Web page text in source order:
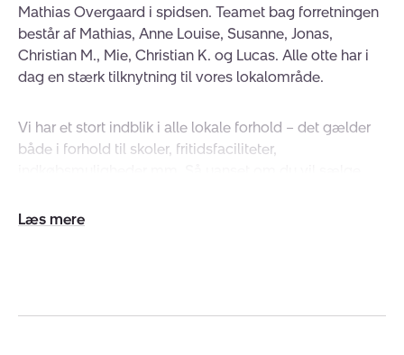
Mathias Overgaard i spidsen. Teamet bag forretningen
består af Mathias, Anne Louise, Susanne, Jonas,
Christian M., Mie, Christian K. og Lucas. Alle otte har i
dag en stærk tilknytning til vores lokalområde.
Vi har et stort indblik i alle lokale forhold – det gælder
både i forhold til skoler, fritidsfaciliteter,
hjælp og rådgivning. Vi dækker hele Jammerbugten.
kendskab er afgørende for, at din bolig bliver solgt